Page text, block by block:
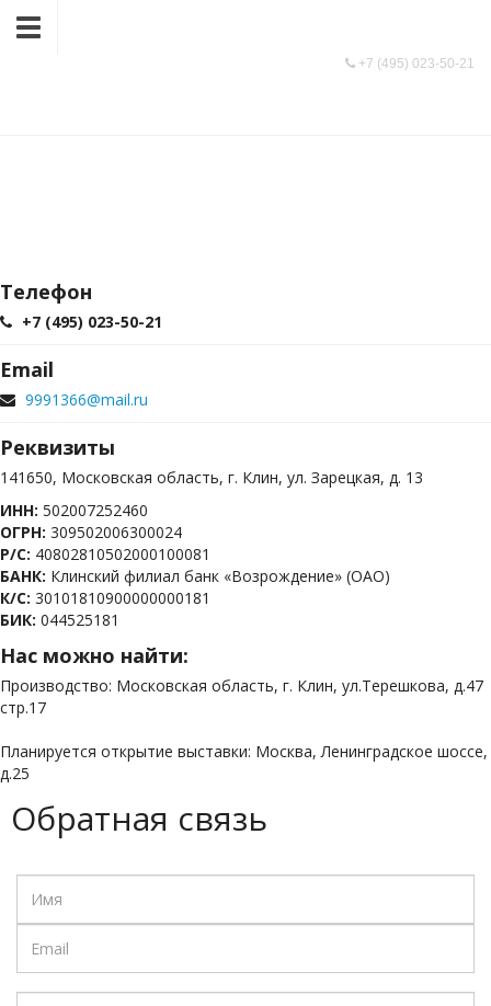
+7 (495) 023-50-21
Контактная информация
Телефон
+7 (495) 023-50-21
Email
9991366@mail.ru
Реквизиты
141650, Московская область, г. Клин, ул. Зарецкая, д. 13
ИНН: 502007252460
ОГРН: 309502006300024
Р/С: 40802810502000100081
БАНК: Клинский филиал банк «Возрождение» (ОАО)
К/С: 30101810900000000181
БИК: 044525181
Нас можно найти:
Производство: Московская область, г. Клин, ул.Терешкова, д.47
стр.17
Планируется открытие выставки: Москва, Ленинградское шоссе,
д.25
Обратная связь